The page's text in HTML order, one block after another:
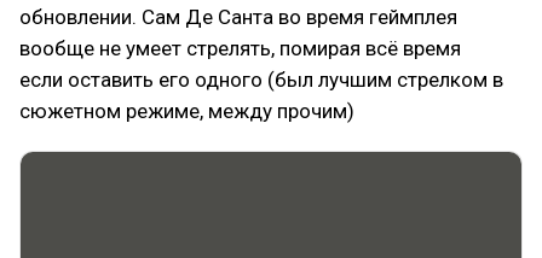
обновлении. Сам Де Санта во время геймплея
вообще не умеет стрелять, помирая всё время
если оставить его одного (был лучшим стрелком в
сюжетном режиме, между прочим)